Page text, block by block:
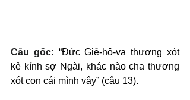
Câu gốc: “Đức Giê-hô-va thương xót
kẻ kính sợ Ngài, khác nào cha thương
xót con cái mình vậy” (câu 13).